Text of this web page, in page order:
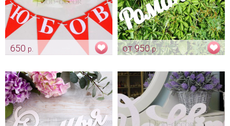
650 р.
от 950р.
Арт: fot_0129